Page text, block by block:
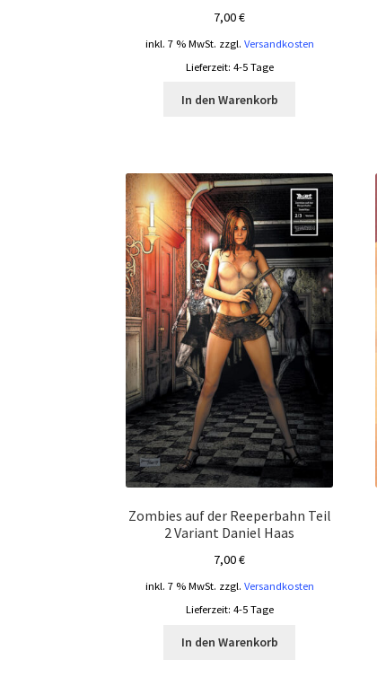
7,00€
inkl. 7 % MwSt. zzgl. Versandkosten
Lieferzeit: 4-5 Tage
In den Warenkorb
Zombies auf der Reeperbahn Teil
2 Variant Daniel Haas
7,00€
inkl. 7 % MwSt. zzgl. Versandkosten
Lieferzeit: 4-5 Tage
In den Warenkorb